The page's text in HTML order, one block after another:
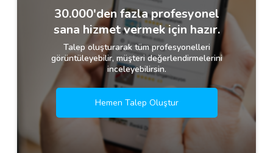
30.000'den fazla profesyonel
sana hizmet vermek için hazır.
Talep oluşturarak tüm profesyonelleri
görüntüleyebilir, müşteri değerlendirmelerini
inceleyebilirsin.
Hemen Talep Oluştur